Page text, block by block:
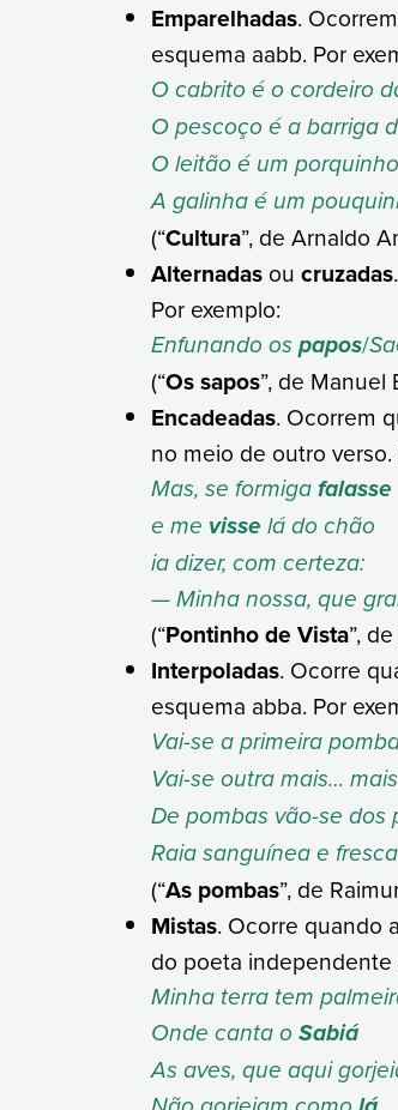
Emparelhadas.
esquema aabb. Por
O cabrito é o cordeiro
O pescoço é a barriga
O leitão é um
A galinha é um
(“Cultura”, de Arnaldo
Alternadas oucruzadas
Por exemplo:
Enfunando ospapos/
(“Os sapos”, de Manuel
Encadeadas. Ocorrem
no meio de outro verso.
Mas, se formigafalasse
e me visse lá do chão
ia dizer, com certeza:
— Minha nossa, que
(“Pontinho de Vista”,
Interpoladas. Ocorre
esquema abba. Por
Vai-se a primeira
Vai-se outra mais…
De pombas vão-se
Raia sanguínea e
(“As pombas”, de
Mistas. Ocorre quando
do poeta independente
Minha terra tem
Onde canta oSabiá
As aves, que aqui